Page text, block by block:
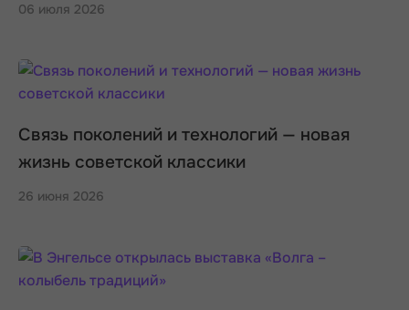
06 июля 2026
Связь поколений и технологий — новая
жизнь советской классики
26 июня 2026